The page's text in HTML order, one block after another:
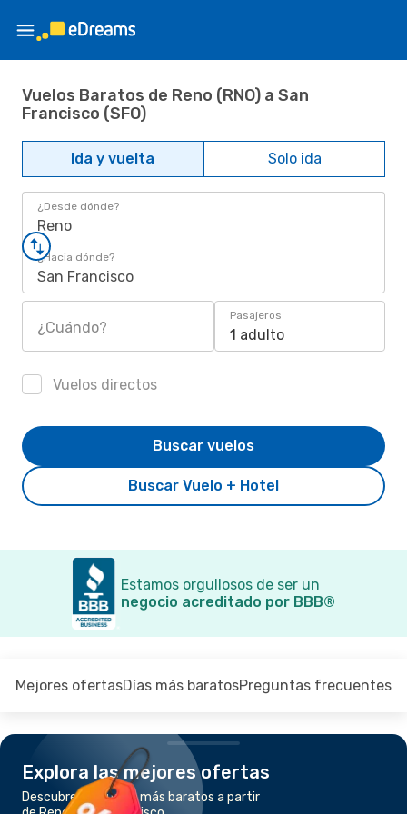
Vuelos Baratos de Reno (RNO) a San
Francisco (SFO)
Ida y vuelta Solo ida
¿Desde dónde?
Reno
¿Hacia dónde?
San Francisco
¿Cuándo?
Pasajeros
1 adulto
Vuelos directos
Buscar Vuelo + Hotel
Buscar vuelos
Estamos orgullosos de ser un
negocio acreditado por BBB®
Mejores ofertasDías más baratosPreguntas frecuentes
Explora las mejores ofertas
Descubre los vuelos más baratos a partir